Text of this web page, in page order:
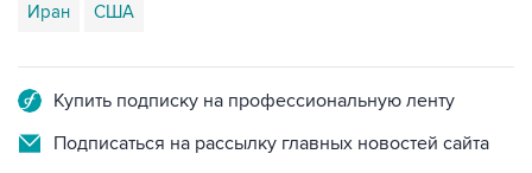
Иран США
Купить подписку на профессиональную ленту
Подписаться на рассылку главных новостей сайта